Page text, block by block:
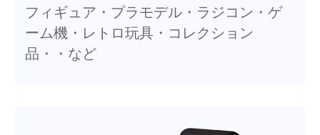
フィギュア・プラモデル・ラジコン・ゲ
ーム機・レトロ玩具・コレクション
品・・など